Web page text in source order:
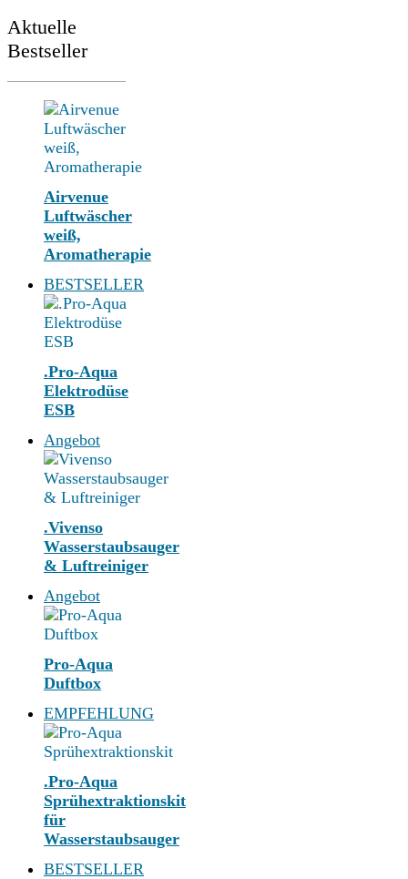
Aktuelle
Bestseller
Airvenue
Luftwäscher
weiß,
Aromatherapie
BESTSELLER
.Pro-Aqua
Elektrodüse
ESB
Angebot
.Vivenso
Wasserstaubsauger
& Luftreiniger
Angebot
Pro-Aqua
Duftbox
EMPFEHLUNG
.Pro-Aqua
Sprühextraktionskit
für
Wasserstaubsauger
BESTSELLER